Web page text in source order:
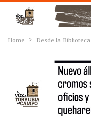
Home Desde la Biblioteca